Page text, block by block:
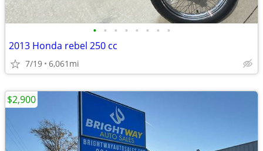
• • • • • • • •
2013 Honda rebel 250 cc
7/19 6,061mi
$2,900